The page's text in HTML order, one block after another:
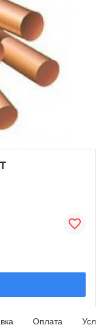
Оплата